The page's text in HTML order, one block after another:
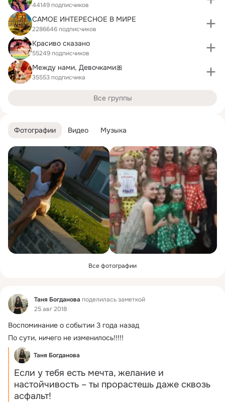
Фотографии Видео Музыка
Все фотографии
Фид Таня Богданова поделилась заметкой
25 авг 2018
Воспоминание о событии 3 года назад
По сути, ничего не изменилось!!!!!
Таня Богданова
Если у тебя есть мечта, желание и
настойчивость – ты прорастешь даже сквозь
асфальт!
44149 подписчиков
САМОЕ ИНТЕРЕСНОЕ В МИРЕ
2286646 подписчиков
Красиво сказано
55249 подписчиков
Между нами, Девочками🎀
35553 подписчика
Все группы